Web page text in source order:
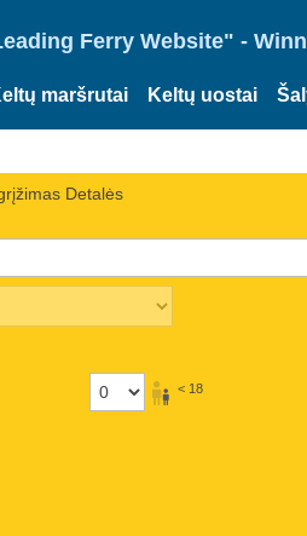
Ferry Website" -
maršrutai Keltų uostai
Detalės
< 18